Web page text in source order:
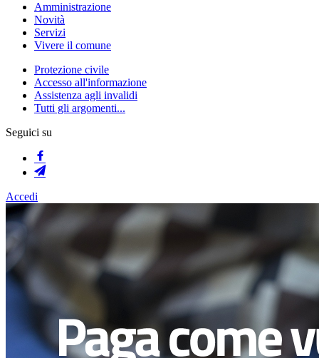
Amministrazione
Novità
Servizi
Vivere il comune
Protezione civile
Accesso all'informazione
Assistenza agli invalidi
Tutti gli argomenti...
Seguici su
Accedi